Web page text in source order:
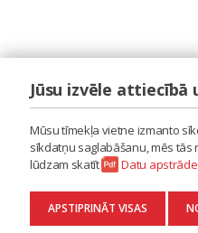
Jūsu izvēle attiecībā
Mūsu tīmekļa vietne izmanto
sīkdatņu saglabāšanu, mēs tās
lūdzam skatīt
Datu apstrāde
APSTIPRINĀT VISAS